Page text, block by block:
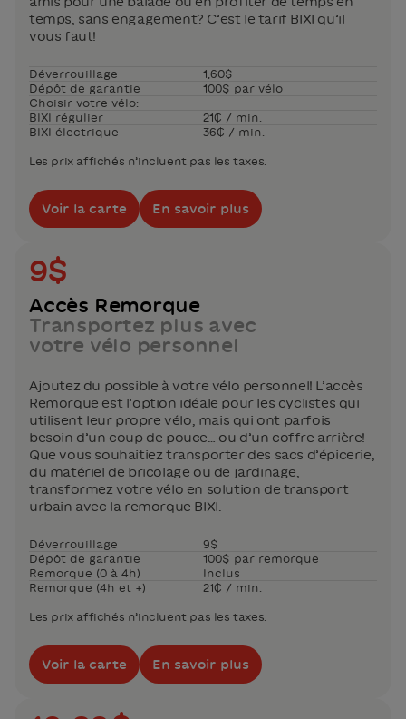
temps, sans engagement? C’est le tarif BIXI qu’il
vous faut!
Déverrouillage
1,60$
Dépôt de garantie
100$ par vélo
Choisir votre vélo:
BIXI régulier
21₵ / min.
BIXI électrique
36₵ / min.
Voir la carte En savoir plus
Les prix affichés n’incluent pas les taxes.
9$
Accès Remorque
Transportez plus avec
votre vélo personnel
Ajoutez du possible à votre vélo personnel! L’accès
Remorque est l’option idéale pour les cyclistes qui
utilisent leur propre vélo, mais qui ont parfois
besoin d’un coup de pouce… ou d’un coffre arrière!
Que vous souhaitiez transporter des sacs d’épicerie,
du matériel de bricolage ou de jardinage,
transformez votre vélo en solution de transport
urbain avec la remorque BIXI.
Déverrouillage
9$
Dépôt de garantie
100$ par remorque
Remorque (0 à 4h)
Inclus
Remorque (4h et +)
21₵ / min.
Voir la carte En savoir plus
Les prix affichés n’incluent pas les taxes.